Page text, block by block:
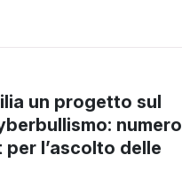
un progetto sul
numero
l’ascolto delle